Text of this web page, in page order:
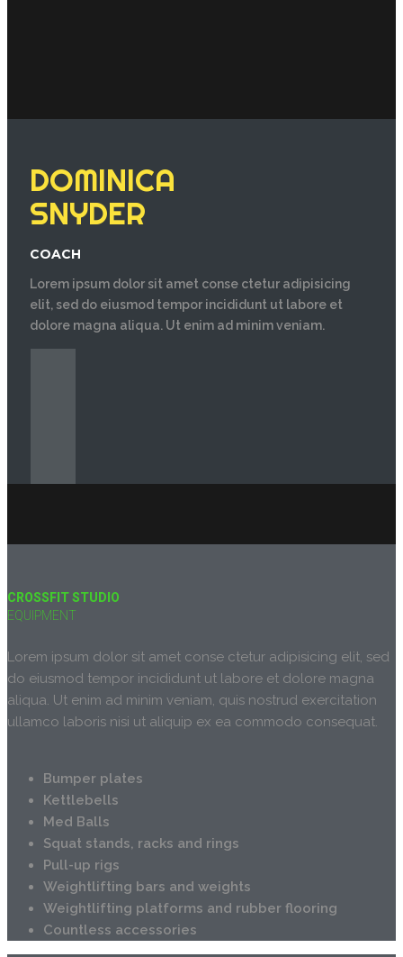
DOMINICA
SNYDER
COACH
Lorem ipsum dolor sit amet conse ctetur adipisicing
elit, sed do eiusmod tempor incididunt ut labore et
dolore magna aliqua. Ut enim ad minim veniam.
CROSSFIT STUDIO
EQUIPMENT
Lorem ipsum dolor sit amet conse ctetur adipisicing elit, sed
do eiusmod tempor incididunt ut labore et dolore magna
aliqua. Ut enim ad minim veniam, quis nostrud exercitation
ullamco laboris nisi ut aliquip ex ea commodo consequat.
Bumper plates
Kettlebells
Med Balls
Squat stands, racks and rings
Pull-up rigs
Weightlifting bars and weights
Weightlifting platforms and rubber flooring
Countless accessories